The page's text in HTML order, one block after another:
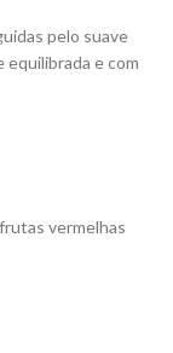
pelo suave
equilibrada e com
vermelhas